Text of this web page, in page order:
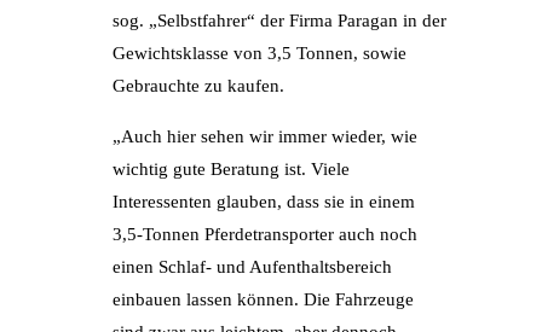
sog. „Selbstfahrer“ der Firma Paragan in der
Gewichtsklasse von 3,5 Tonnen, sowie
Gebrauchte zu kaufen.
„Auch hier sehen wir immer wieder, wie
wichtig gute Beratung ist. Viele
Interessenten glauben, dass sie in einem
3,5-Tonnen Pferdetransporter auch noch
einen Schlaf- und Aufenthaltsbereich
einbauen lassen können. Die Fahrzeuge